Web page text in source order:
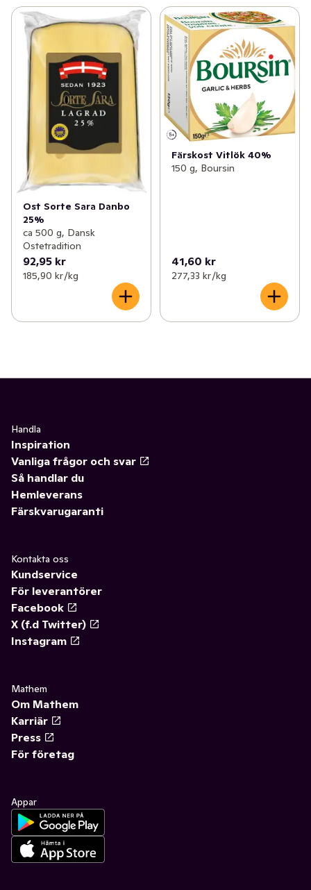
Ost Sorte Sara Danbo
25%
ca 500 g, Dansk
Ostetradition
92,95 kr
185,90 kr /kg
Färskost Vitlök 40%
150 g, Boursin
41,60 kr
277,33 kr /kg
Handla
Inspiration
Vanliga frågor och svar
Så handlar du
Hemleverans
Färskvarugaranti
Kontakta oss
Kundservice
För leverantörer
Facebook
X (f.d Twitter)
Instagram
Mathem
Om Mathem
Karriär
Press
För företag
Appar